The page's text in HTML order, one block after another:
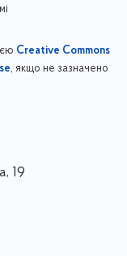
Creative Commons
, якщо не зазначено
19